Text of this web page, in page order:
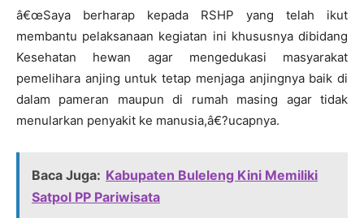
â€œSaya berharap kepada RSHP yang telah ikut
membantu pelaksanaan kegiatan ini khususnya dibidang
Kesehatan hewan agar mengedukasi masyarakat
pemelihara anjing untuk tetap menjaga anjingnya baik di
dalam pameran maupun di rumah masing agar tidak
menularkan penyakit ke manusia,â€?ucapnya.
Baca Juga: Kabupaten Buleleng Kini Memiliki
Satpol PP Pariwisata